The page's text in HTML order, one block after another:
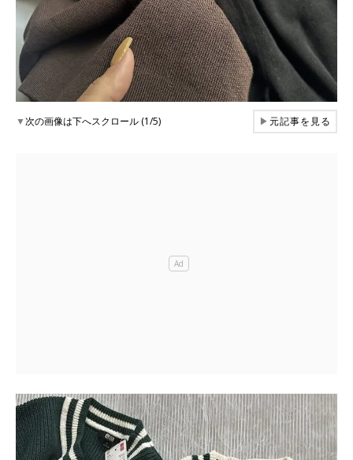
▼次の画像は下へスクロール (1/5) ▶元記事を見る